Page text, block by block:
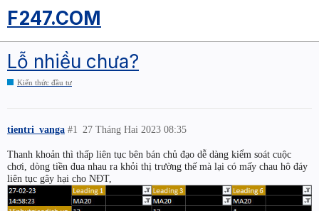
F247.COM
Lỗ nhiều chưa?
Kiến thức đầu tư
tientri_vanga 27 Tháng Hai 2023 08:35
#1
Thanh khoản thì thấp liên tục bên bán chủ đạo dễ dàng kiểm soát cuộc
chơi, dòng tiền đua nhau ra khỏi thị trường thế mà lại có mấy chau hô đáy
liên tục gây hại cho NĐT,